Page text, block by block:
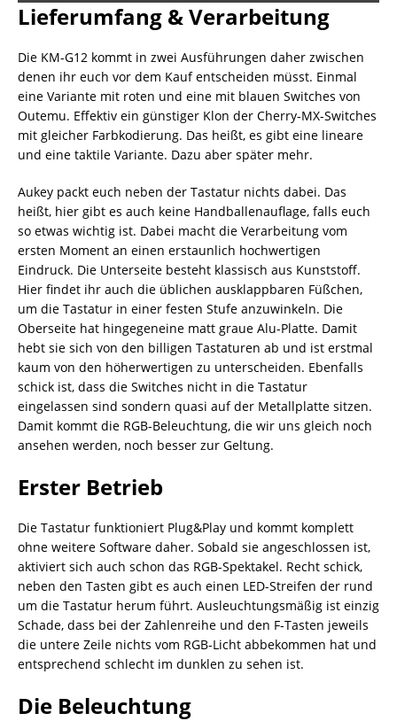
Lieferumfang & Verarbeitung
Die KM-G12 kommt in zwei Ausführungen daher zwischen
denen ihr euch vor dem Kauf entscheiden müsst. Einmal
eine Variante mit roten und eine mit blauen Switches von
Outemu. Effektiv ein günstiger Klon der Cherry-MX-Switches
mit gleicher Farbkodierung. Das heißt, es gibt eine lineare
und eine taktile Variante. Dazu aber später mehr.
Aukey packt euch neben der Tastatur nichts dabei. Das
heißt, hier gibt es auch keine Handballenauflage, falls euch
so etwas wichtig ist. Dabei macht die Verarbeitung vom
ersten Moment an einen erstaunlich hochwertigen
Eindruck. Die Unterseite besteht klassisch aus Kunststoff.
Hier findet ihr auch die üblichen ausklappbaren Füßchen,
um die Tastatur in einer festen Stufe anzuwinkeln. Die
Oberseite hat hingegeneine matt graue Alu-Platte. Damit
hebt sie sich von den billigen Tastaturen ab und ist erstmal
kaum von den höherwertigen zu unterscheiden. Ebenfalls
schick ist, dass die Switches nicht in die Tastatur
eingelassen sind sondern quasi auf der Metallplatte sitzen.
Damit kommt die RGB-Beleuchtung, die wir uns gleich noch
ansehen werden, noch besser zur Geltung.
Erster Betrieb
Die Tastatur funktioniert Plug&Play und kommt komplett
ohne weitere Software daher. Sobald sie angeschlossen ist,
aktiviert sich auch schon das RGB-Spektakel. Recht schick,
neben den Tasten gibt es auch einen LED-Streifen der rund
um die Tastatur herum führt. Ausleuchtungsmäßig ist einzig
Schade, dass bei der Zahlenreihe und den F-Tasten jeweils
die untere Zeile nichts vom RGB-Licht abbekommen hat und
entsprechend schlecht im dunklen zu sehen ist.
Die Beleuchtung